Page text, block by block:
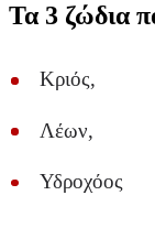
Τα 3 ζώδια
Κριός,
Λέων,
Υδροχόος